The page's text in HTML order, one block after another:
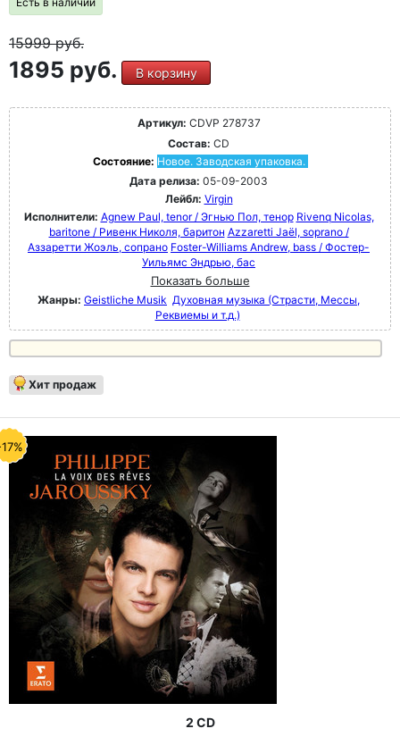
15999руб.
1895 руб. В корзину
Артикул: CDVP 278737
Состав: CD
Состояние: Новое. Заводская упаковка.
Дата релиза: 05-09-2003
Лейбл: Virgin
Исполнители: Agnew Paul, tenor / Эгнью Пол, тенор Rivenq Nicolas,
baritone / Ривенк Николя, баритон Azzaretti Jaël, soprano /
Аззаретти Жоэль, сопрано Foster-Williams Andrew, bass / Фостер-
Уильямс Эндрью, бас
Показать больше
Жанры: Geistliche Musik Духовная музыка (Страсти, Мессы,
Реквиемы и т.д.)
Хит продаж
2 CD